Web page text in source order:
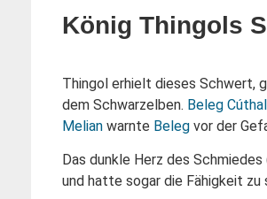
König Thingols
Thingol erhielt dieses Schwert,
dem Schwarzelben. Beleg
Melian warnte Beleg vor der
Das dunkle Herz des
und hatte sogar die Fähigkeit zu